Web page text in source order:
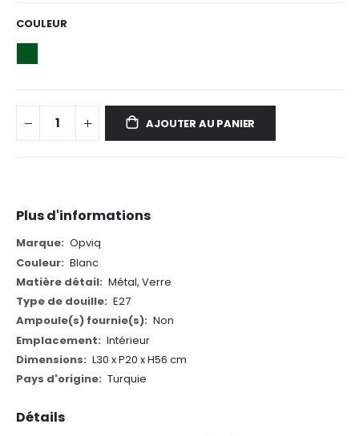
COULEUR
AJOUTER AU PANIER
Détails
Plus d'informations
Plus
d'informations
Opviq
Blanc
Métal, Verre
E27
Non
Intérieur
L30 x P20 x H56 cm
Turquie